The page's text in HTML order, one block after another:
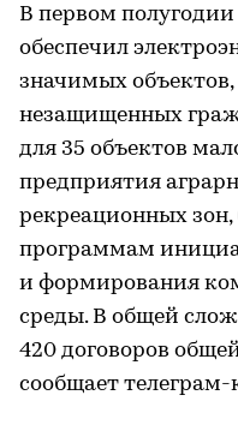
В первом полугодии
обеспечил
значимых
незащищенных
для 35 объектов
предприятия
рекреационных зон,
программам
и формирования
среды. В общей
420 договоров
сообщает телеграм-